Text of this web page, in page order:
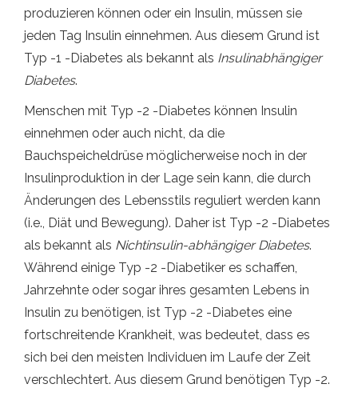
produzieren können oder ein Insulin, müssen sie
jeden Tag Insulin einnehmen. Aus diesem Grund ist
Typ -1 -Diabetes als bekannt als Insulinabhängiger
Diabetes.
Menschen mit Typ -2 -Diabetes können Insulin
einnehmen oder auch nicht, da die
Bauchspeicheldrüse möglicherweise noch in der
Insulinproduktion in der Lage sein kann, die durch
Änderungen des Lebensstils reguliert werden kann
(i.e., Diät und Bewegung). Daher ist Typ -2 -Diabetes
als bekannt als Nichtinsulin-abhängiger Diabetes.
Während einige Typ -2 -Diabetiker es schaffen,
Jahrzehnte oder sogar ihres gesamten Lebens in
Insulin zu benötigen, ist Typ -2 -Diabetes eine
fortschreitende Krankheit, was bedeutet, dass es
sich bei den meisten Individuen im Laufe der Zeit
verschlechtert. Aus diesem Grund benötigen Typ -2.